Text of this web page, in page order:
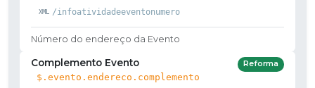
/infoatividadeeventonumero
Número do endereço da Evento
Complemento Evento
$.evento.endereco.complemento
Reforma